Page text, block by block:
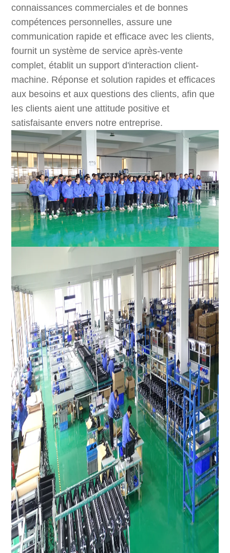
connaissances commerciales et de bonnes
compétences personnelles, assure une
communication rapide et efficace avec les clients,
fournit un système de service après-vente
complet, établit un support d'interaction client-
machine. Réponse et solution rapides et efficaces
aux besoins et aux questions des clients, afin que
les clients aient une attitude positive et
satisfaisante envers notre entreprise.